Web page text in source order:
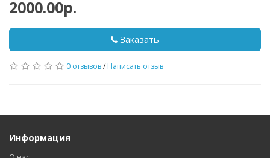
2000.00р.
Заказать
0 отзывов/ Написать отзыв
Информация